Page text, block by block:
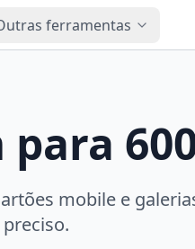
ferramentas
mobile e